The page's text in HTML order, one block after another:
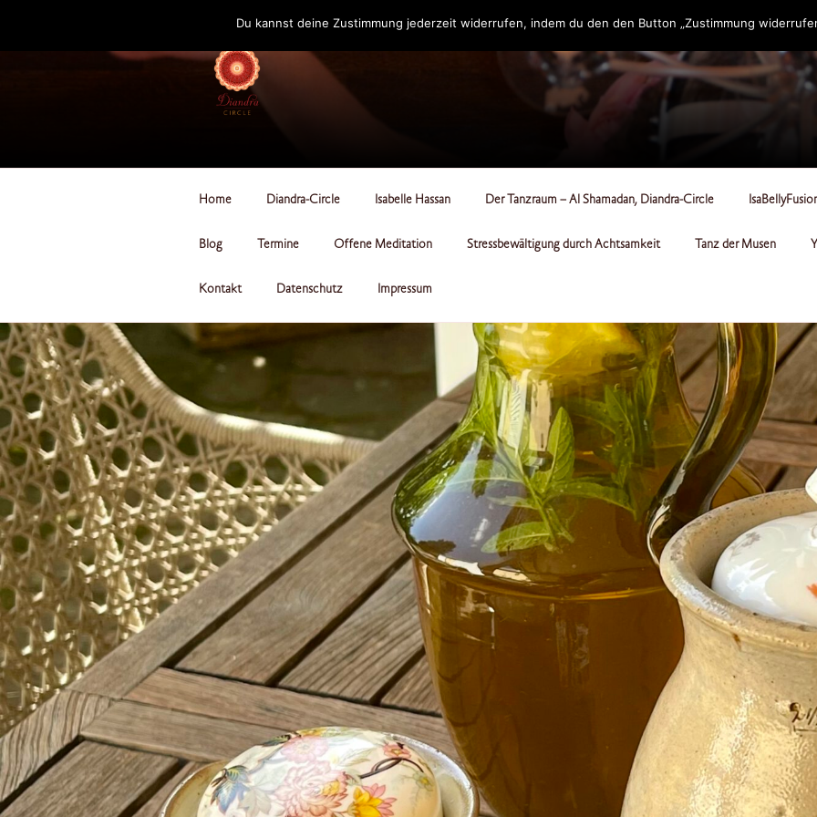
Home Diandra-Circle Isabelle Hassan Der Tanzraum – Al Shamadan, Diandra-Circle
Blog Termine Offene Meditation Stressbewältigung durch Achtsamkeit Tanz der Musen
Kontakt Datenschutz Impressum
Du kannst deine Zustimmung jederzeit widerrufen, indem du den den Button „Zustimmung